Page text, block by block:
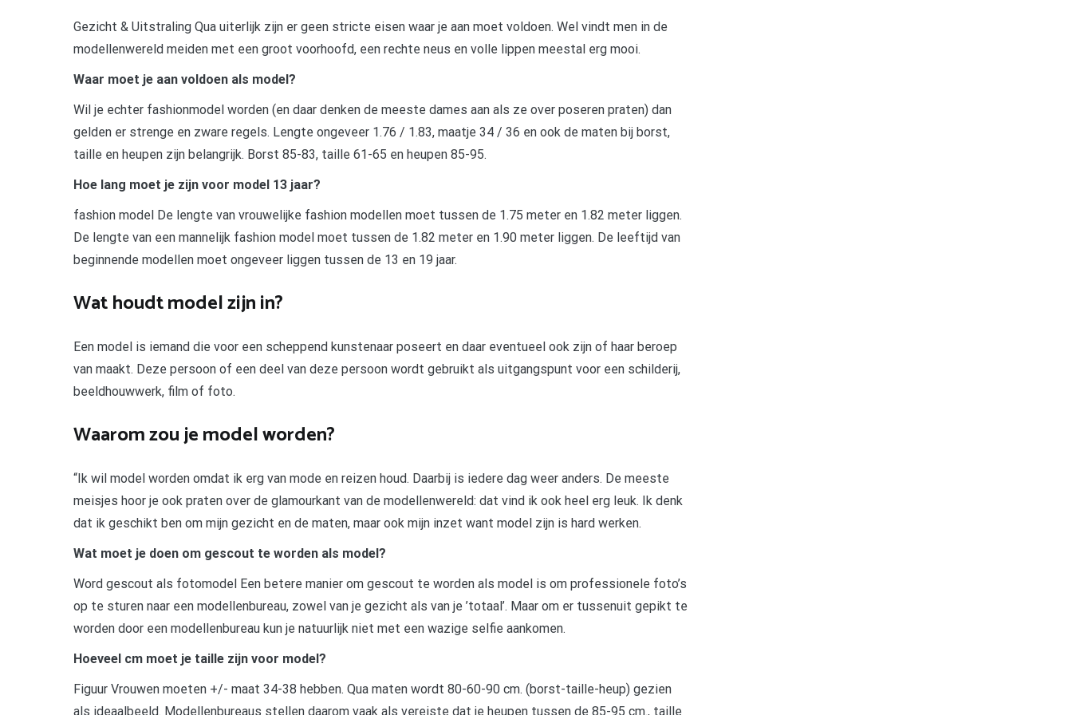
Gezicht & Uitstraling Qua uiterlijk zijn er geen stricte eisen waar je aan moet voldoen. Wel vindt men in de
modellenwereld meiden met een groot voorhoofd, een rechte neus en volle lippen meestal erg mooi.
Waar moet je aan voldoen als model?
Wil je echter fashionmodel worden (en daar denken de meeste dames aan als ze over poseren praten) dan
gelden er strenge en zware regels. Lengte ongeveer 1.76 / 1.83, maatje 34 / 36 en ook de maten bij borst,
taille en heupen zijn belangrijk. Borst 85-83, taille 61-65 en heupen 85-95.
Hoe lang moet je zijn voor model 13 jaar?
fashion model De lengte van vrouwelijke fashion modellen moet tussen de 1.75 meter en 1.82 meter liggen.
De lengte van een mannelijk fashion model moet tussen de 1.82 meter en 1.90 meter liggen. De leeftijd van
beginnende modellen moet ongeveer liggen tussen de 13 en 19 jaar.
Wat houdt model zijn in?
Een model is iemand die voor een scheppend kunstenaar poseert en daar eventueel ook zijn of haar beroep
van maakt. Deze persoon of een deel van deze persoon wordt gebruikt als uitgangspunt voor een schilderij,
beeldhouwwerk, film of foto.
Waarom zou je model worden?
“Ik wil model worden omdat ik erg van mode en reizen houd. Daarbij is iedere dag weer anders. De meeste
meisjes hoor je ook praten over de glamourkant van de modellenwereld: dat vind ik ook heel erg leuk. Ik denk
dat ik geschikt ben om mijn gezicht en de maten, maar ook mijn inzet want model zijn is hard werken.
Wat moet je doen om gescout te worden als model?
Word gescout als fotomodel Een betere manier om gescout te worden als model is om professionele foto’s
op te sturen naar een modellenbureau, zowel van je gezicht als van je ’totaal’. Maar om er tussenuit gepikt te
worden door een modellenbureau kun je natuurlijk niet met een wazige selfie aankomen.
Hoeveel cm moet je taille zijn voor model?
Figuur Vrouwen moeten +/- maat 34-38 hebben. Qua maten wordt 80-60-90 cm. (borst-taille-heup) gezien
als ideaalbeeld. Modellenbureaus stellen daarom vaak als vereiste dat je heupen tussen de 85-95 cm., taille